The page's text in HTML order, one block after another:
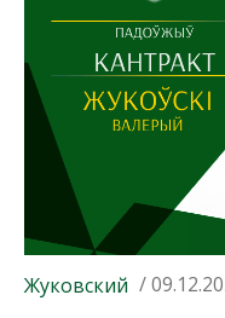
Жуковский /